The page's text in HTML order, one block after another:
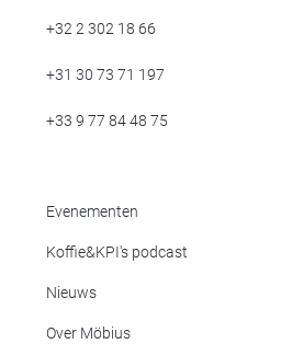
+32 2 302 18 66
+31 30 73 71 197
+33 9 77 84 48 75
Evenementen
Koffie&KPI's podcast
Nieuws
Over Möbius